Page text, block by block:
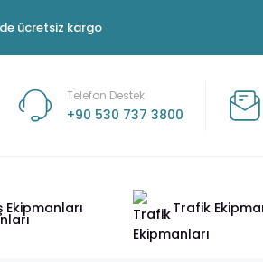
ücretsiz kargo
Telefon Destek
+90 530 737 3800
Ekipmanları Trafik